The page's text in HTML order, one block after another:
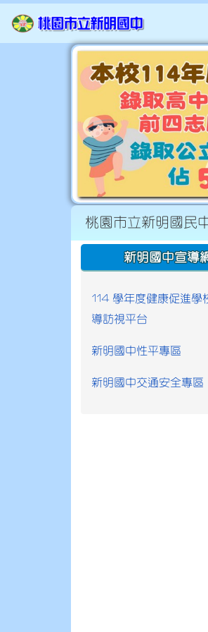
桃園市立新明國民
:::
新明國中宣導
114 學年度健康促進學
導訪視平台
新明國中性平專區
新明國中交通安全專區